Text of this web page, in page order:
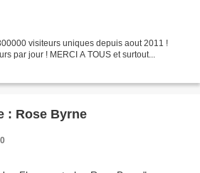
visiteurs uniques depuis aout 2011 !
par jour ! MERCI A TOUS et surtout...
: Rose Byrne